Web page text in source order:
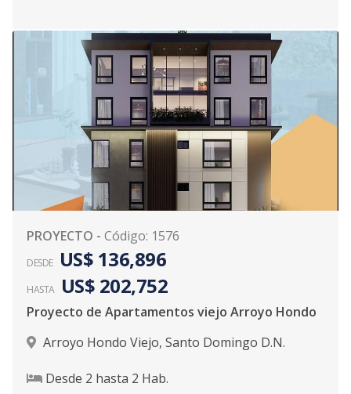
PROYECTO - Código: 1576
DESDE US$ 136,896
HASTA US$ 202,752
Proyecto de Apartamentos viejo Arroyo Hondo
Arroyo Hondo Viejo, Santo Domingo D.N.
Desde 2 hasta 2 Hab.